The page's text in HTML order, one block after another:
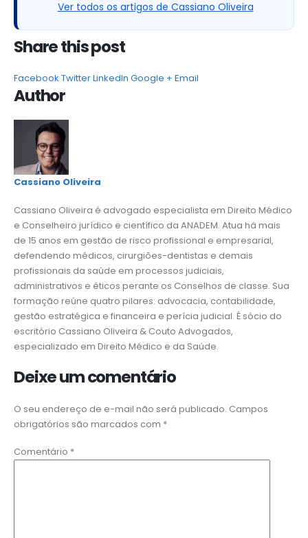
Ver todos os artigos de Cassiano Oliveira
Share this post
Facebook TwitterLinkedIn Google + Email
Author
Cassiano Oliveira
Cassiano Oliveira é advogado especialista em Direito Médico
e Conselheiro jurídico e científico da ANADEM. Atua há mais
de 15 anos em gestão de risco profissional e empresarial,
defendendo médicos, cirurgiões-dentistas e demais
profissionais da saúde em processos judiciais,
administrativos e éticos perante os Conselhos de classe. Sua
formação reúne quatro pilares: advocacia, contabilidade,
gestão estratégica e financeira e perícia judicial. É sócio do
escritório Cassiano Oliveira & Couto Advogados,
especializado em Direito Médico e da Saúde.
Deixe um comentário
O seu endereço de e-mail não será publicado. Campos
obrigatórios são marcados com *
Comentário *